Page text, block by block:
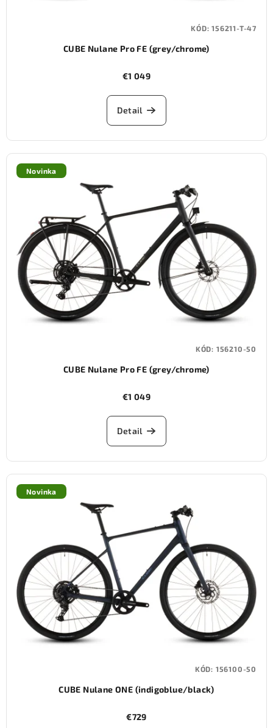
CUBE Nulane Pro FE (grey/chrome)
€1 049
Detail
KÓD:156211-T-47
Novinka
CUBE Nulane Pro FE (grey/chrome)
€1 049
Detail
KÓD: 156210-50
Novinka
CUBE Nulane ONE (indigoblue/black)
€729
KÓD: 156100-50